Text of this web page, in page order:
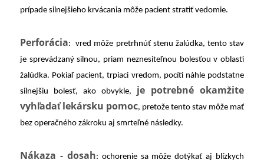
prípade silnejšieho krvácania môže pacient stratiť vedomie.
Perforácia: vred môže pretrhnúť stenu žalúdka, tento stav
je sprevádzaný silnou, priam neznesiteľnou bolesťou v oblasti
žalúdka. Pokiaľ pacient, trpiaci vredom, pocíti náhle podstatne
silnejšiu bolesť, ako obvykle,
je potrebné okamžite
vyhľadať lekársku pomoc, pretože tento stav môže mať
bez operačného zákroku aj smrteľné následky.
Nákaza - dosah: ochorenie sa môže dotýkať aj blízkych